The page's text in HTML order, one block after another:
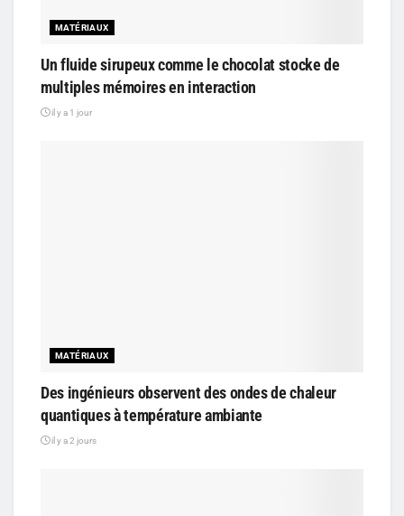
MATÉRIAUX
Un fluide sirupeux comme le chocolat stocke de
multiples mémoires en interaction
il y a 1 jour
MATÉRIAUX
Des ingénieurs observent des ondes de chaleur
quantiques à température ambiante
il y a 2 jours